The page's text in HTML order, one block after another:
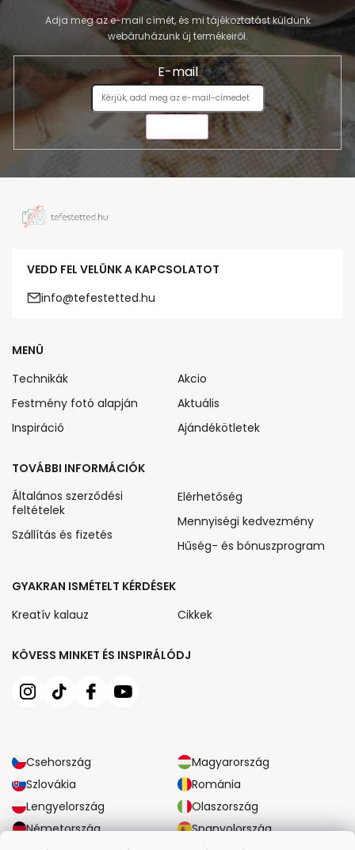
Adja meg az e-mail címét, és mi tájékoztatást küldünk
webáruházunk új termékeiről.
E-mail
VEDD FEL VELÜNK A KAPCSOLATOT
info@tefestetted.hu
KÖVESS MINKET ÉS INSPIRÁLÓDJ
Csehország
Magyarország
Szlovákia
Románia
Lengyelország
Olaszország
Németország
Spanyolország
MENÜ
Technikák
Festmény fotó alapján
Inspiráció
Akcio
Aktuális
Ajándékötletek
TOVÁBBI INFORMÁCIÓK
Általános szerződési
feltételek
Szállítás és fizetés
Elérhetőség
Mennyiségi kedvezmény
Hűség- és bónuszprogram
GYAKRAN ISMÉTELT KÉRDÉSEK
Kreatív kalauz
Cikkek